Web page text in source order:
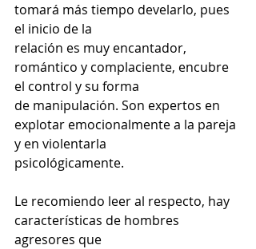
tomará más tiempo develarlo, pues
el inicio de la
relación es muy encantador,
romántico y complaciente, encubre
el control y su forma
de manipulación. Son expertos en
explotar emocionalmente a la pareja
y en violentarla
psicológicamente.
Le recomiendo leer al respecto, hay
características de hombres
agresores que